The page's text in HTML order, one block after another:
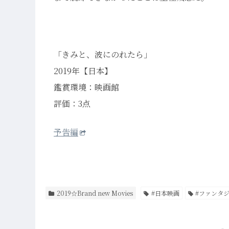
「きみと、波にのれたら」
2019年【日本】
鑑賞環境：映画館
評価：3点
予告編
2019☆Brand new Movies #日本映画 #ファンタ